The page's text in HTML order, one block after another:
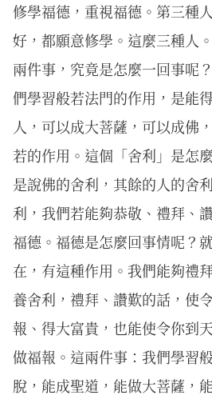
修學福德，重視福德。第三種
好，都願意修學。這麼三種人
兩件事，究竟是怎麼一回事呢
們學習般若法門的作用，是能
人，可以成大菩薩，可以成佛
若的作用。這個「舍利」是怎
是說佛的舍利，其餘的人的舍
利，我們若能夠恭敬、禮拜、
福德。福德是怎麼回事情呢？
在，有這種作用。我們能夠禮
養舍利，禮拜、讚歎的話，使
報、得大富貴，也能使令你到
做福報。這兩件事：我們學習
脫，能成聖道，能做大菩薩，